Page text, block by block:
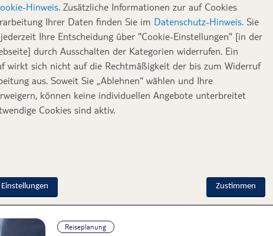
Reiseplanung
Hinweis. Zusätzliche Informationen zur auf Cookies
Ihrer Daten finden Sie im Datenschutz-Hinweis. Sie
Ihre Entscheidung über "Cookie-Einstellungen" [in der
durch Ausschalten der Kategorien widerrufen. Ein
wirkt sich nicht auf die Rechtmäßigkeit der bis zum Widerruf
aus. Soweit Sie „Ablehnen“ wählen und Ihre
können keine individuellen Angebote unterbreitet
Cookies sind aktiv.
Zustimmen
Einstellungen